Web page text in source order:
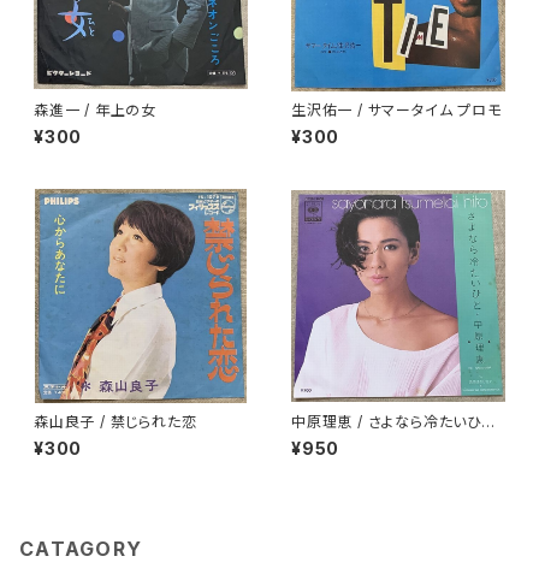
森進一 / 年上の女
¥300
生沢佑一 / サマータイム プロモ
¥300
森山良子 / 禁じられた恋
¥300
中原理恵 / さよなら冷たいひと
プロモ
¥950
CATAGORY